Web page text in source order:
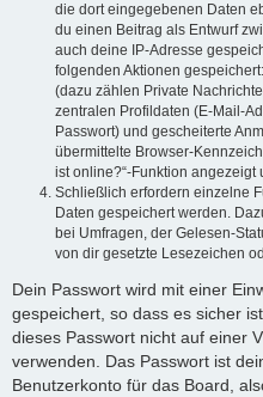
die dort eingegebenen Daten
du einen Beitrag als Entwurf
auch deine IP-Adresse
folgenden Aktionen
(dazu zählen Private
zentralen Profildaten (E-Mail-
Passwort) und gescheiterte
übermittelte Browser-
ist online?“-Funktion
Schließlich erfordern einzelne
Daten gespeichert werden.
bei Umfragen, der Gelesen-
von dir gesetzte Lesezeichen
Dein Passwort wird mit einer
gespeichert, so dass es sicher
dieses Passwort nicht auf einer
verwenden. Das Passwort ist
Benutzerkonto für das Board,